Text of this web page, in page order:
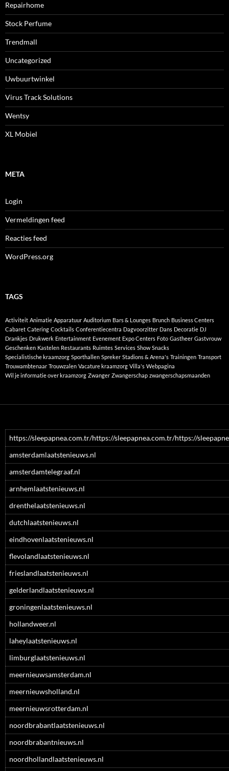
Repairhome
Stock Perfume
Trendmall
Uncategorized
Uwbuurtwinkel
Virus Track Solutions
Wentsy
XL Mobiel
META
Login
Vermeldingen feed
Reacties feed
WordPress.org
TAGS
Activiteit Animatie Apparatuur Auditorium Bars & Lounges Brunch Business Centers
Cabaret Catering Cocktails Conferentiecentra Dagvoorzitter Dans Decoratie DJ
Drankjes Drukwerk Entertainment Evenement Expo Centers Foto Gastheer Gastvrouw
Geschenken Kastelen Restaurants Ruimtes Services Show Snacks
Specialistische kraamzorg Sporthallen Spreker Stadions & Arena's Trainingen Transport
Trouwambtenaar Trouwzalen Vacature kraamzorg Villa's Webpagina
Wil je informatie over kraamzorg Zwanger Zwangerschap zwangerschapsmaanden
https://sleepapnea.com.tr/https://sleepapnea.com.tr/https://
amsterdamlaatstenieuws.nl
amsterdamtelegraaf.nl
arnhemlaatstenieuws.nl
drenthelaatstenieuws.nl
dutchlaatstenieuws.nl
eindhovenlaatstenieuws.nl
flevolandlaatstenieuws.nl
frieslandlaatstenieuws.nl
gelderlandlaatstenieuws.nl
groningenlaatstenieuws.nl
hollandweer.nl
laheylaatstenieuws.nl
limburglaatstenieuws.nl
meernieuwsamsterdam.nl
meernieuwsholland.nl
meernieuwsrotterdam.nl
noordbrabantlaatstenieuws.nl
noordbrabantnieuws.nl
noordhollandlaatstenieuws.nl